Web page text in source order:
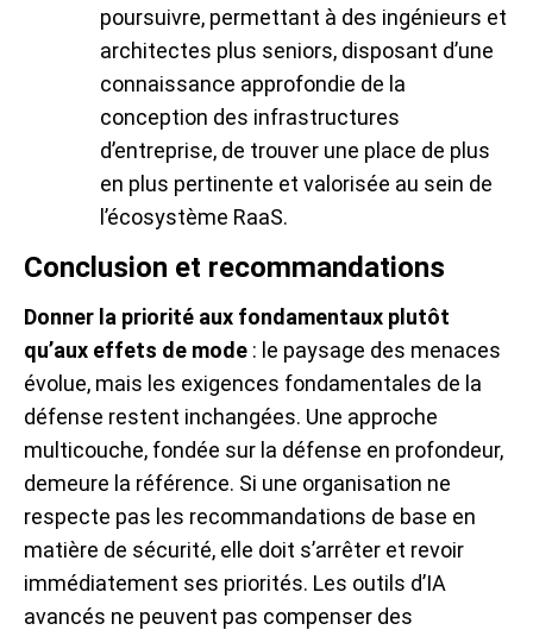
poursuivre, permettant à des ingénieurs et
architectes plus seniors, disposant d’une
connaissance approfondie de la
conception des infrastructures
d’entreprise, de trouver une place de plus
en plus pertinente et valorisée au sein de
l’écosystème RaaS.
Conclusion et recommandations
Donner la priorité aux fondamentaux plutôt
qu’aux effets de mode : le paysage des menaces
évolue, mais les exigences fondamentales de la
défense restent inchangées. Une approche
multicouche, fondée sur la défense en profondeur,
demeure la référence. Si une organisation ne
respecte pas les recommandations de base en
matière de sécurité, elle doit s’arrêter et revoir
immédiatement ses priorités. Les outils d’IA
avancés ne peuvent pas compenser des